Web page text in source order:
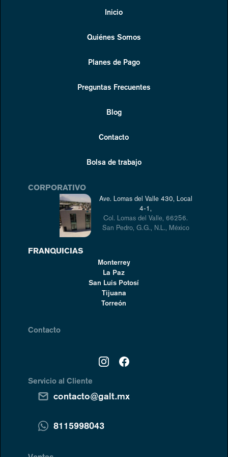
Inicio
Quiénes Somos
Planes de Pago
Preguntas Frecuentes
Blog
Contacto
Bolsa de trabajo
CORPORATIVO
Ave. Lomas del Valle 430, Local
4-1,
Col. Lomas del Valle, 66256.
San Pedro, G.G., N.L., México
FRANQUICIAS
Monterrey
La Paz
San Luis Potosí
Tijuana
Torreón
Contacto
Servicio al Cliente
contacto@galt.mx
8115998043